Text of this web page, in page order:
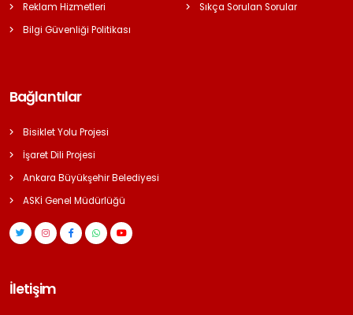
Reklam Hizmetleri
Bilgi Güvenliği Politikası
Sıkça Sorulan Sorular
Bağlantılar
Bisiklet Yolu Projesi
İşaret Dili Projesi
Ankara Büyükşehir Belediyesi
ASKİ Genel Müdürlüğü
İletişim